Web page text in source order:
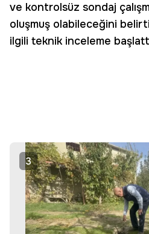
ve kontrolsüz sondaj
oluşmuş olabileceğini
ilgili teknik inceleme
3